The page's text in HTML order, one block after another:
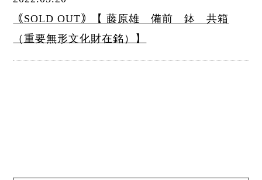
｟SOLD OUT｠【 藤原雄 備前 鉢 共箱
（重要無形文化財在銘）】